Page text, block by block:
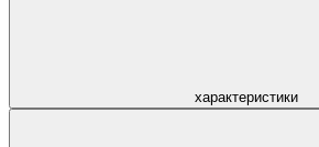
характеристики